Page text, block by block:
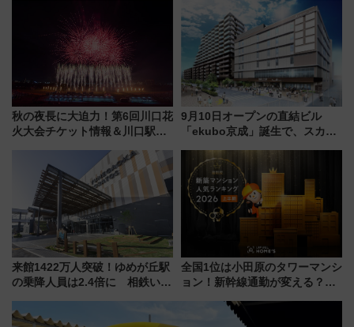
三浦海岸を堪能できるお出かけ
プランもご紹介
デコレーションも徹底解説
秋の夜長に大迫力！第6回川口花
火大会チケット情報＆川口駅か
9月10日オープンの直結ビル
「ekubo京成」誕生で、スカイ
新鎌ヶ谷はどう変わる？ 全テナ
ント情報も公開！
来館1422万人突破！ゆめが丘駅
の乗降人員は2.4倍に 相鉄いず
年祭にそうにゃん＆DB.スター
全国1位は小田原のタワーマンシ
ョン！新幹線通勤が変える？
【新築マンション人気ランキン